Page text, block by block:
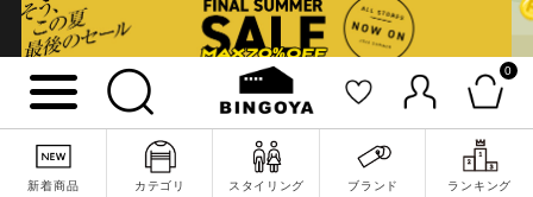
0
新着商品 カテゴリ スタイリング ブランド ランキング
詳細検索